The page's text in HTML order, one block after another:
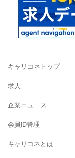
キャリコネトップ
求人
企業ニュース
会員ID管理
キャリコネとは